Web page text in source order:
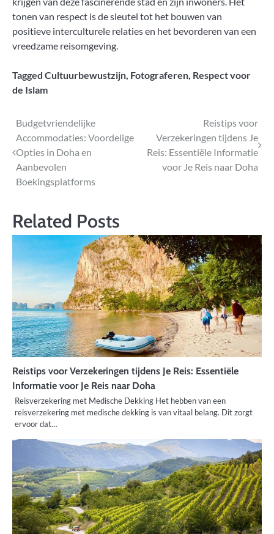
tonen van respect is de sleutel tot het bouwen van
positieve interculturele relaties en het bevorderen van een
vreedzame reisomgeving.
Tagged Cultuurbewustzijn, Fotograferen, Respect voor
de Islam
Bericht
navigatie
Budgetvriendelijke
Accommodaties: Voordelige
Opties in Doha en
Aanbevolen
Boekingsplatforms
Reistips voor
Verzekeringen tijdens Je
Reis: Essentiële Informatie
voor Je Reis naar Doha
Related Posts
Reistips voor Verzekeringen tijdens Je Reis: Essentiële
Informatie voor Je Reis naar Doha
Reisverzekering met Medische Dekking Het hebben van een
reisverzekering met medische dekking is van vitaal belang. Dit zorgt
ervoor dat…